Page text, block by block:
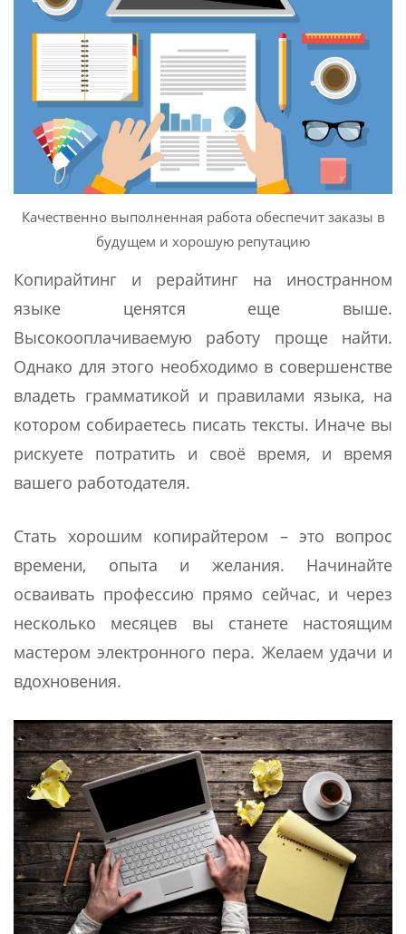
Качественно выполненная работа обеспечит заказы в
будущем и хорошую репутацию
Копирайтинг и рерайтинг на иностранном
языке ценятся еще выше.
Высокооплачиваемую работу проще найти.
Однако для этого необходимо в совершенстве
владеть грамматикой и правилами языка, на
котором собираетесь писать тексты. Иначе вы
рискуете потратить и своё время, и время
вашего работодателя.
Стать хорошим копирайтером – это вопрос
времени, опыта и желания. Начинайте
осваивать профессию прямо сейчас, и через
несколько месяцев вы станете настоящим
мастером электронного пера. Желаем удачи и
вдохновения.